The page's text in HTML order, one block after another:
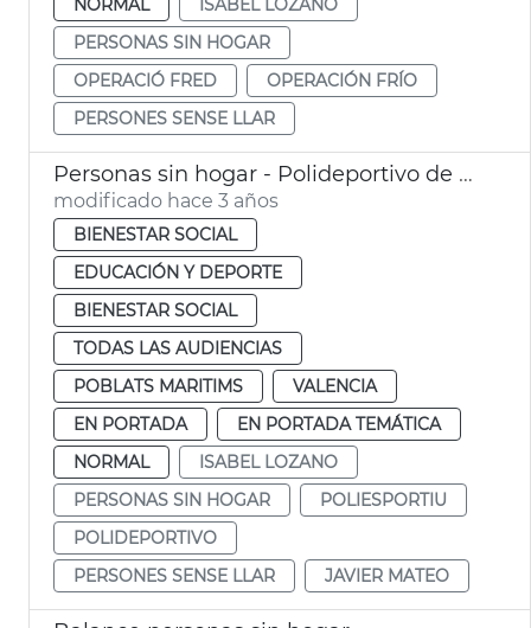
PERSONAS SIN HOGAR
OPERACIÓ FRED
OPERACIÓN FRÍO
PERSONES SENSE LLAR
Personas sin hogar - Polideportivo de El Cabanyal
modificado hace 3 años
BIENESTAR SOCIAL
EDUCACIÓN Y DEPORTE
BIENESTAR SOCIAL
TODAS LAS AUDIENCIAS
POBLATS MARITIMS
VALENCIA
EN PORTADA
EN PORTADA TEMÁTICA
NORMAL
ISABEL LOZANO
PERSONAS SIN HOGAR
POLIESPORTIU
POLIDEPORTIVO
PERSONES SENSE LLAR
JAVIER MATEO